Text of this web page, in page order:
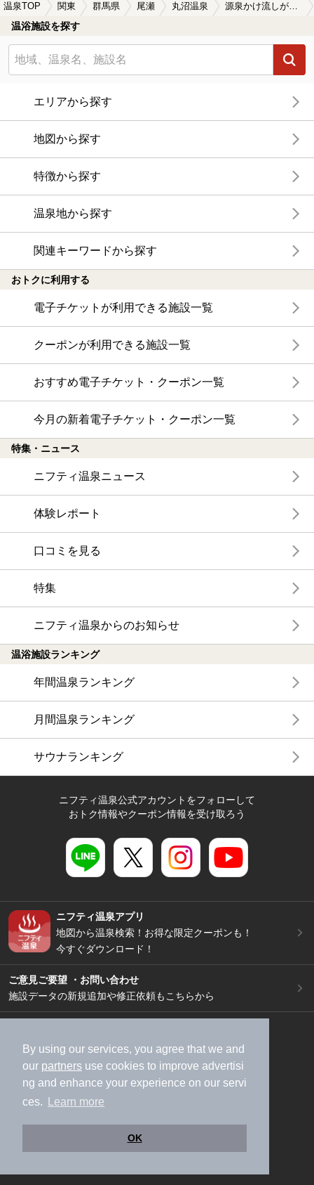
By using our services, you agree that we and
our partners use cookies to improve advertisi
ng and enhance your experience on our servi
ces.
Learn more
OK
温泉TOP 関東 群馬県 尾瀬 丸沼温泉
温浴施設を探す
エリアから探す
地図から探す
特徴から探す
温泉地から探す
関連キーワードから探す
おトクに利用する
電子チケットが利用できる施設一覧
クーポンが利用できる施設一覧
おすすめ電子チケット・クーポン一覧
今月の新着電子チケット・クーポン一覧
特集・ニュース
ニフティ温泉ニュース
体験レポート
口コミを見る
特集
ニフティ温泉からのお知らせ
温浴施設ランキング
年間温泉ランキング
月間温泉ランキング
サウナランキング
ニフティ温泉公式アカウントをフォローして
おトク情報やクーポン情報を受け取ろう
ニフティ温泉アプリ
地図から温泉検索！お得な限定クーポンも！
今すぐダウンロード！
ご意見ご要望 ・お問い合わせ
施設データの新規追加や修正依頼もこちらから
加盟店募集（資料請求）
広告出稿のご案内
利用規約
ライフスタイルMEMBERS+規約
特定商取引法に基づく表記
ヘルプ
採用情報
運営会社